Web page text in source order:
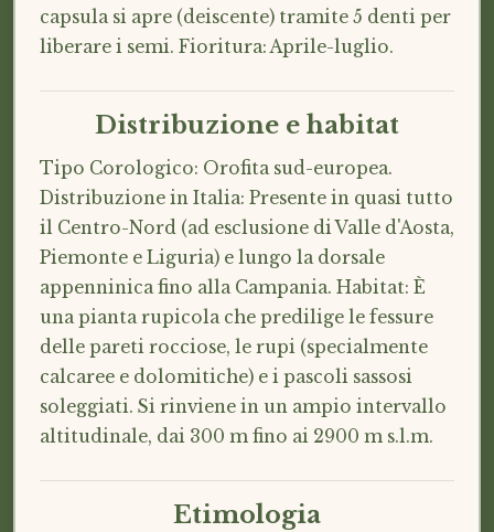
capsula si apre (deiscente) tramite 5 denti per
liberare i semi. Fioritura: Aprile-luglio.
Distribuzione e habitat
Tipo Corologico: Orofita sud-europea.
Distribuzione in Italia: Presente in quasi tutto
il Centro-Nord (ad esclusione di Valle d'Aosta,
Piemonte e Liguria) e lungo la dorsale
appenninica fino alla Campania. Habitat: È
una pianta rupicola che predilige le fessure
delle pareti rocciose, le rupi (specialmente
calcaree e dolomitiche) e i pascoli sassosi
soleggiati. Si rinviene in un ampio intervallo
altitudinale, dai 300 m fino ai 2900 m s.l.m.
Etimologia